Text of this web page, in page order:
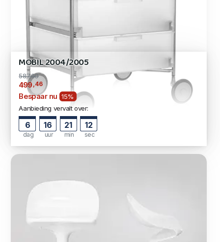
MOBIL 2004/2005
587,60
499,46
Bespaar nu 15%
Aanbieding vervalt over:
6
dag
16
uur
21
min
11
sec